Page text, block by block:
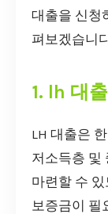
대출을 신청
펴보겠습니
1. lh 대
LH 대출은
저소득층 및
마련할 수
보증금이 필